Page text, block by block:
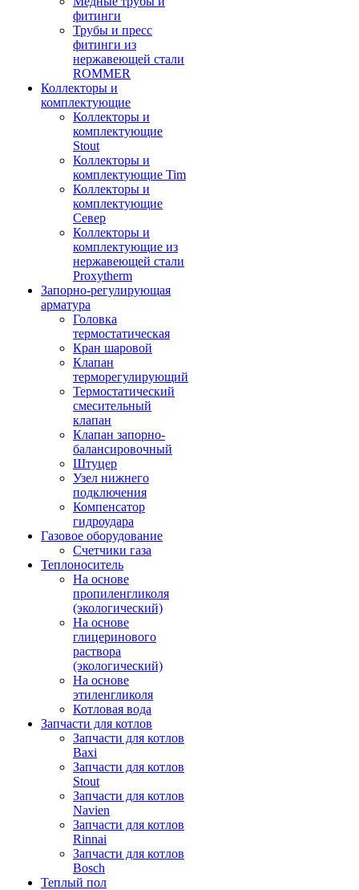
фитинги
Трубы и пресс
фитинги из
нержавеющей стали
ROMMER
Коллекторы и
комплектующие
Коллекторы и
комплектующие
Stout
Коллекторы и
комплектующие Tim
Коллекторы и
комплектующие
Север
Коллекторы и
комплектующие из
нержавеющей стали
Proxytherm
Запорно-регулирующая
арматура
Головка
термостатическая
Кран шаровой
Клапан
терморегулирующий
Термостатический
смесительный
клапан
Клапан запорно-
балансировочный
Штуцер
Узел нижнего
подключения
Компенсатор
гидроудара
Газовое оборудование
Счетчики газа
Теплоноситель
На основе
пропиленгликоля
(экологический)
На основе
глицеринового
раствора
(экологический)
На основе
этиленгликоля
Котловая вода
Запчасти для котлов
Запчасти для котлов
Baxi
Запчасти для котлов
Stout
Запчасти для котлов
Navien
Запчасти для котлов
Rinnai
Запчасти для котлов
Bosch
Теплый пол